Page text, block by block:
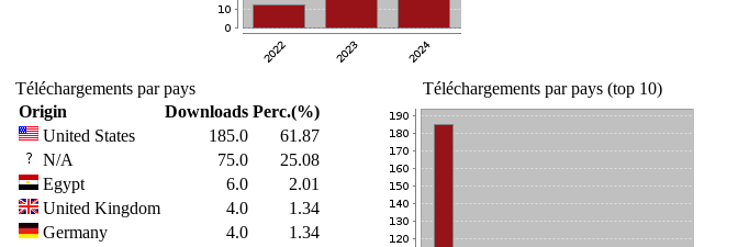
Téléchargements par pays
Origin
Downloads Perc.(%)
United States
185.0
61.87
N/A
75.0
25.08
Egypt
6.0
2.01
United Kingdom
4.0
1.34
Germany
4.0
1.34
Téléchargements par pays (top 10)